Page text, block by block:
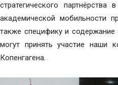
стратегического
академической мобильности
также специфику и содержание
могут принять участие наши
Копенгагена.